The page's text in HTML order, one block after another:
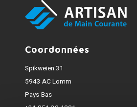
Coordonnées
Spikweien 31
5943 AC Lomm
Pays-Bas